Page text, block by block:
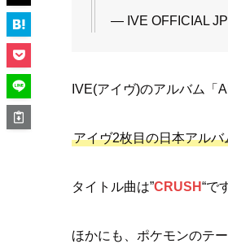
— IVE OFFICIAL
IVE(アイヴ)のアルバム「
アイヴ2枚目の日本アルバ
タイトル曲は”CRUSH“で
ほかにも、ポケモンのテ